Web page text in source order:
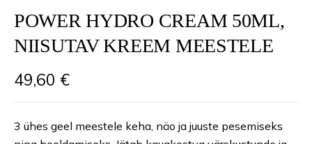
POWER HYDRO CREAM 50ML,
NIISUTAV KREEM MEESTELE
49,60 €
3 ühes geel meestele keha, näo ja juuste pesemiseks